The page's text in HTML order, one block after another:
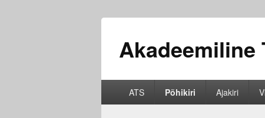
Akadeemiline
ATS Põhikiri Ajakiri